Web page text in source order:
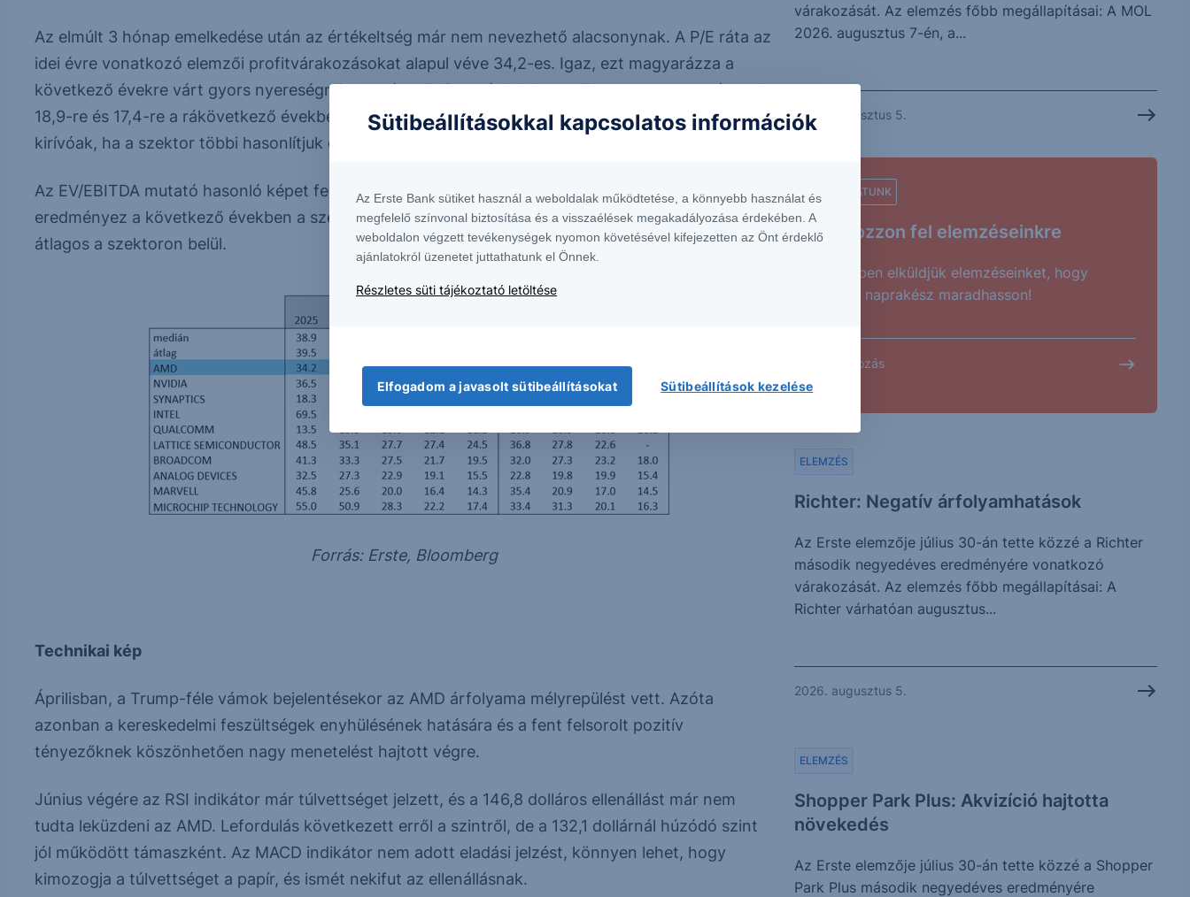
Az elmúlt 3 hónap emelkedése után az értékeltség már nem nevezhető alacsonynak. A P/E ráta az
idei évre vonatkozó elemzői profitvárakozásokat alapul véve 34,2-es. Igaz, ezt magyarázza a
következő évekre várt gyors nyereségnövekedés. Jövőre már 23,2-re csökkenhet a mutató, majd
18,9-re és 17,4-re a rákövetkező években. Mindazonáltal a jelenlegi értékeltség sem tekinthető
kirívóak, ha a szektor többi hasonlítjuk össze az AMD-t.
Az EV/EBITDA mutató hasonló képet fest, a gyors nyereségnövekedés alacsonyabb értékeltséget
eredményez a következő években a szektor legtöbb vállalatánál, az AMD értékeltsége pedig
átlagos a szektoron belül.
Forrás: Erste, Bloomberg
Technikai kép
Áprilisban, a Trump-féle vámok bejelentésekor az AMD árfolyama mélyrepülést vett. Azóta
azonban a kereskedelmi feszültségek enyhülésének hatására és a fent felsorolt pozitív
tényezőknek köszönhetően nagy menetelést hajtott végre.
Június végére az RSI indikátor már túlvettséget jelzett, és a 146,8 dolláros ellenállást már nem
tudta leküzdeni az AMD. Lefordulás következett erről a szintről, de a 132,1 dollárnál húzódó szint
jól működött támaszként. Az MACD indikátor nem adott eladási jelzést, könnyen lehet, hogy
kimozogja a túlvettséget a papír, és ismét nekifut az ellenállásnak.
várakozását. Az elemzés főbb megállapításai: A MOL
2026. augusztus 7-én, a...
2026. augusztus 5.
AJÁNLATUNK
Iratkozzon fel elemzéseinkre
E-mailben elküldjük elemzéseinket, hogy
mindig naprakész maradhasson!
Feliratkozás
Richter: Negatív árfolyamhatások
ELEMZÉS
Az Erste elemzője július 30-án tette közzé a Richter
második negyedéves eredményére vonatkozó
várakozását. Az elemzés főbb megállapításai: A
Richter várhatóan augusztus...
2026. augusztus 5.
Shopper Park Plus: Akvizíció hajtotta
növekedés
ELEMZÉS
Az Erste elemzője július 30-án tette közzé a Shopper
Park Plus második negyedéves eredményére
Sütibeállításokkal kapcsolatos információk
Az Erste Bank sütiket használ a weboldalak működtetése, a könnyebb használat és
megfelelő színvonal biztosítása és a visszaélések megakadályozása érdekében. A
weboldalon végzett tevékenységek nyomon követésével kifejezetten az Önt érdeklő
ajánlatokról üzenetet juttathatunk el Önnek.
Részletes süti tájékoztató letöltése
Elfogadom a javasolt sütibeállításokat Sütibeállítások kezelése